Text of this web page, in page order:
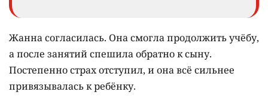
Жанна согласилась. Она смогла продолжить учёбу,
а после занятий спешила обратно к сыну.
Постепенно страх отступил, и она всё сильнее
привязывалась к ребёнку.